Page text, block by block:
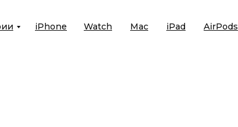
iPhone Watch Mac iPad AirPods